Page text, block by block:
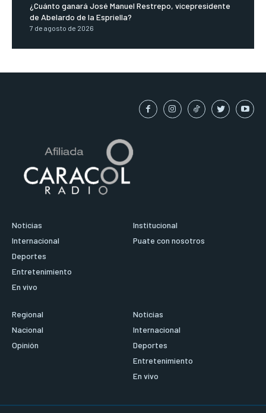
¿Cuánto ganará José Manuel Restrepo, vicepresidente
de Abelardo de la Espriella?
7 de agosto de 2026
Noticias
Internacional
Deportes
Entretenimiento
En vivo
Institucional
Puate con nosotros
Regional
Nacional
Opinión
Noticias
Internacional
Deportes
Entretenimiento
En vivo